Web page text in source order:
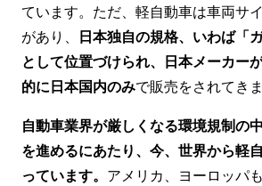
ています。ただ、軽自動車は車両サ
があり、 日本独自の規格、いわば「
として位置づけられ、日本メーカー
的に日本国内のみで販売をされてきま
自動車業界が厳しくなる環境規制の
を進めるにあたり、今、世界から軽
っています。 アメリカ、ヨーロッパ